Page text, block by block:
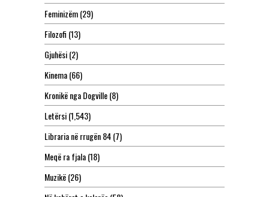
Feminizëm(29)
Filozofi (13)
Gjuhësi(2)
Kinema(66)
Kronikë nga Dogville(8)
Letërsi(1,543)
Libraria në rrugën 84(7)
Meqë ra fjala(18)
Muzikë(26)